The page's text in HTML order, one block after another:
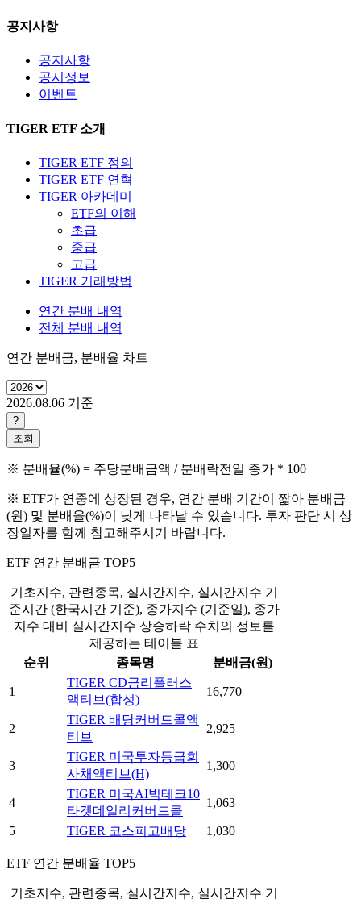
공지사항
공지사항
공시정보
이벤트
TIGER ETF 소개
TIGER ETF 정의
TIGER ETF 연혁
TIGER 아카데미
ETF의 이해
초급
중급
고급
TIGER 거래방법
연간 분배 내역
전체 분배 내역
연간 분배금, 분배율 차트
2026.08.06 기준
?
조회
※ 분배율(%) = 주당분배금액 / 분배락전일 종가 * 100
※ ETF가 연중에 상장된 경우, 연간 분배 기간이 짧아 분배금
(원) 및 분배율(%)이 낮게 나타날 수 있습니다. 투자 판단 시 상
장일자를 함께 참고해주시기 바랍니다.
ETF 연간 분배금 TOP5
기초지수, 관련종목, 실시간지수, 실시간지수 기
준시간 (한국시간 기준), 종가지수 (기준일), 종가
지수 대비 실시간지수 상승하락 수치의 정보를
제공하는 테이블 표
순위
종목명 분배금(원)
1
TIGER CD금리플러스
액티브(합성)
16,770
2
TIGER 배당커버드콜액
티브
2,925
3
TIGER 미국투자등급회
사채액티브(H)
1,300
4
TIGER 미국AI빅테크10
타겟데일리커버드콜
1,063
5 TIGER 코스피고배당 1,030
ETF 연간 분배율 TOP5
기초지수, 관련종목, 실시간지수, 실시간지수 기